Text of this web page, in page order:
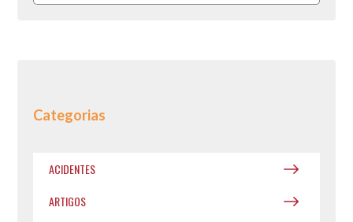
Categorias
ACIDENTES
ARTIGOS